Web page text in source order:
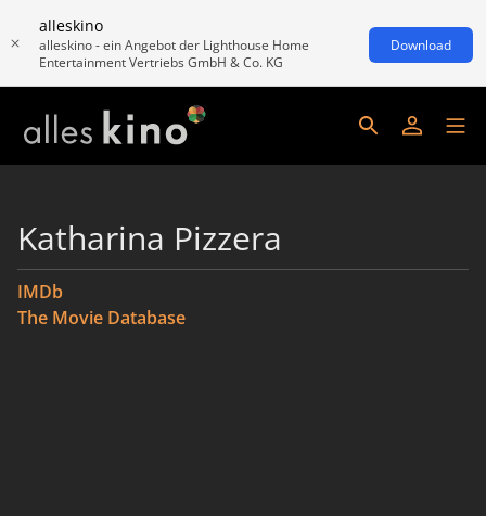
alleskino
alleskino - ein Angebot der Lighthouse Home
Entertainment Vertriebs GmbH & Co. KG
Download
Katharina Pizzera
IMDb
The Movie Database